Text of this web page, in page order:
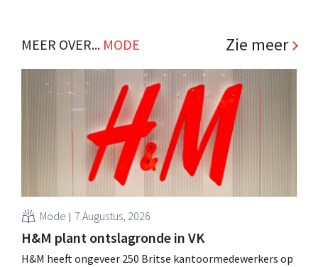
MEER OVER... MODE Zie meer
Mode 7 Augustus, 2026
H&M plant ontslagronde in VK
H&M heeft ongeveer 250 Britse kantoormedewerkers op